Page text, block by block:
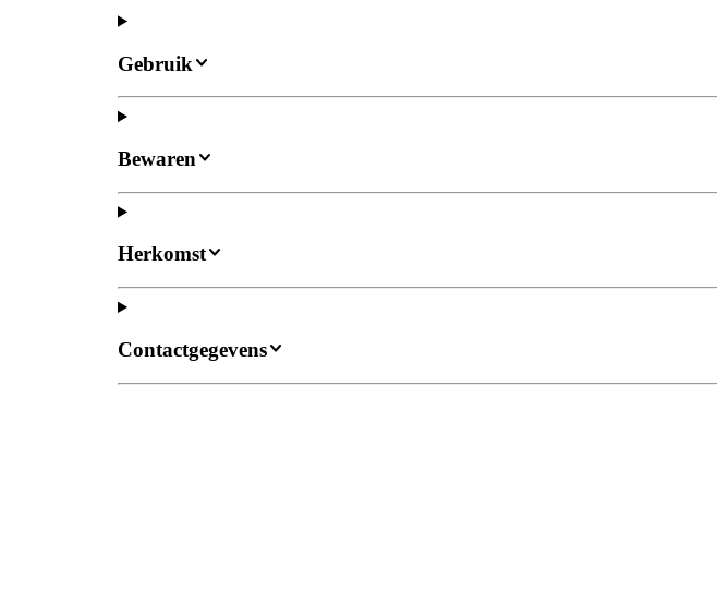
Gebruik
Bewaren
Herkomst
Contactgegevens